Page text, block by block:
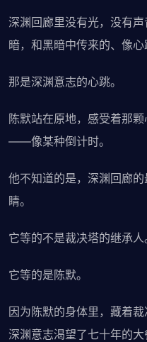
深渊回廊里没有光，没有
暗，和黑暗中传来的、像心
那是深渊意志的心跳。
陈默站在原地，感受着那
——像某种倒计时。
他不知道的是，深渊回廊
睛。
它等的不是裁决塔的继承人
它等的是陈默。
因为陈默的身体里，藏着
深渊意志渴望了七十年的大